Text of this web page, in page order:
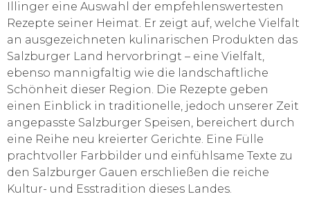
Illinger eine Auswahl der empfehlenswertesten
Rezepte seiner Heimat. Er zeigt auf, welche Vielfalt
an ausgezeichneten kulinarischen Produkten das
Salzburger Land hervorbringt – eine Vielfalt,
ebenso mannigfaltig wie die landschaftliche
Schönheit dieser Region. Die Rezepte geben
einen Einblick in traditionelle, jedoch unserer Zeit
angepasste Salzburger Speisen, bereichert durch
eine Reihe neu kreierter Gerichte. Eine Fülle
prachtvoller Farbbilder und einfühlsame Texte zu
den Salzburger Gauen erschließen die reiche
Kultur- und Esstradition dieses Landes.